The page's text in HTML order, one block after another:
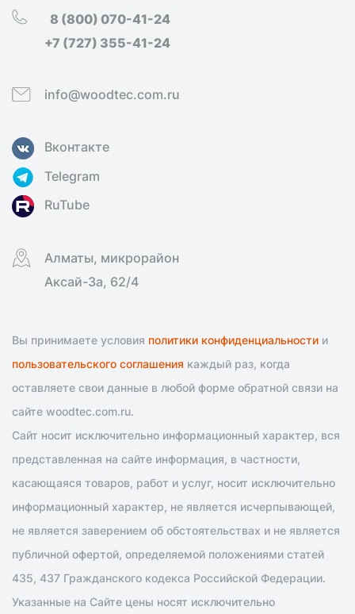
8 (800) 070-41-24
+7 (727) 355-41-24
info@woodtec.com.ru
Вконтакте
Telegram
RuTube
Алматы, микрорайон
Аксай-3а, 62/4
Вы принимаете условия политики конфиденциальности и
пользовательского соглашения каждый раз, когда
оставляете свои данные в любой форме обратной связи на
сайте woodtec.com.ru.
Сайт носит исключительно информационный характер, вся
представленная на сайте информация, в частности,
касающаяся товаров, работ и услуг, носит исключительно
информационный характер, не является исчерпывающей,
не является заверением об обстоятельствах и не является
публичной офертой, определяемой положениями статей
435, 437 Гражданского кодекса Российской Федерации.
Указанные на Сайте цены носят исключительно